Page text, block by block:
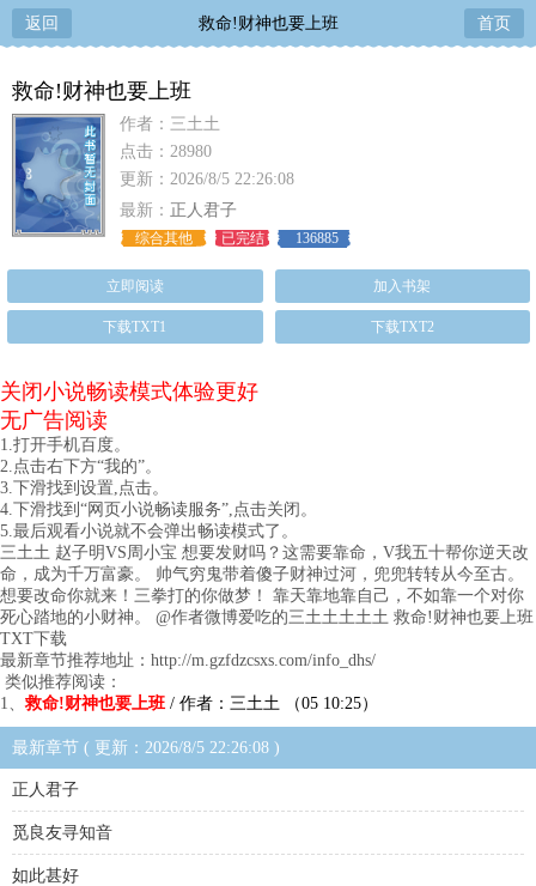
返回 救命!财神也要上班 首页
救命!财神也要上班
作者：三土土
点击：28980
更新：2026/8/5 22:26:08
最新： 正人君子
综合其他 已完结 136885
立即阅读 加入书架
下载TXT1 下载TXT2
关闭小说畅读模式体验更好
无广告阅读
1.打开手机百度。
2.点击右下方“我的”。
3.下滑找到设置,点击。
4.下滑找到“网页小说畅读服务”,点击关闭。
5.最后观看小说就不会弹出畅读模式了。
三土土 赵子明VS周小宝 想要发财吗？这需要靠命，V我五十帮你逆天改
命，成为千万富豪。 帅气穷鬼带着傻子财神过河，兜兜转转从今至古。
想要改命你就来！三拳打的你做梦！ 靠天靠地靠自己，不如靠一个对你
死心踏地的小财神。 @作者微博爱吃的三土土土土土 救命!财神也要上班
TXT下载
最新章节推荐地址：http://m.gzfdzcsxs.com/info_dhs/
类似推荐阅读：
1、救命!财神也要上班/ 作者：三土土 （05 10:25）
最新章节 ( 更新：2026/8/5 22:26:08 )
正人君子
觅良友寻知音
如此甚好